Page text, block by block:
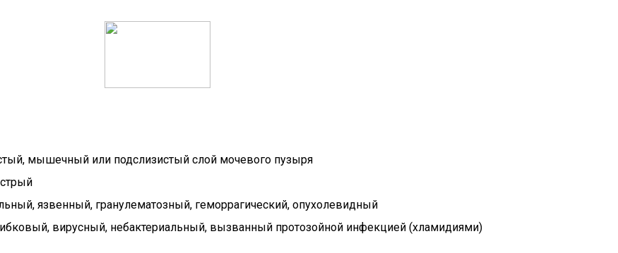
мышечный или подслизистый слой мочевого пузыря
язвенный, гранулематозный, геморрагический, опухолевидный
вирусный, небактериальный, вызванный протозойной инфекцией (хламидиями)